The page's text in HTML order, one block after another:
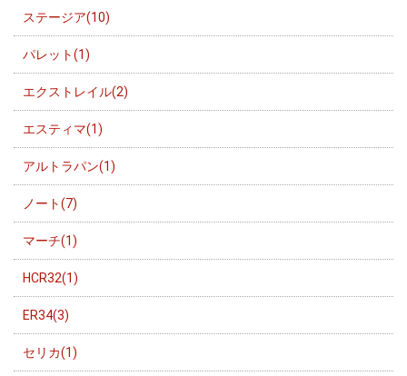
ステージア(10)
パレット(1)
エクストレイル(2)
エスティマ(1)
アルトラパン(1)
ノート(7)
マーチ(1)
HCR32(1)
ER34(3)
セリカ(1)